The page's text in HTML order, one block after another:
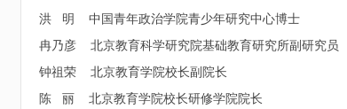
洪 明 中国青年政治学院青少年研究中心博士
冉乃彦 北京教育科学研究院基础教育研究所副研究员
钟祖荣 北京教育学院校长副院长
陈 丽 北京教育学院校长研修学院院长